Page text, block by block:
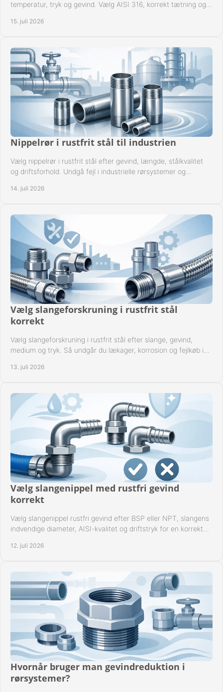
temperatur, tryk og gevind. Vælg AISI 316, korrekt tætning og
15. juli 2026
Nippelrør i rustfrit stål til industrien
Vælg nippelrør i rustfrit stål efter gevind, længde, stålkvalitet
og driftsforhold. Undgå fejl i industrielle rørsystemer og
14. juli 2026
Vælg slangeforskruning i rustfrit stål
korrekt
Vælg slangeforskruning i rustfrit stål efter slange, gevind,
medium og tryk. Så undgår du lækager, korrosion og fejlkøb i
13. juli 2026
Vælg slangenippel med rustfri gevind
korrekt
Vælg slangenippel rustfri gevind efter BSP eller NPT, slangens
indvendige diameter, AISI-kvalitet og driftstryk for en korrekt
12. juli 2026
Hvornår bruger man gevindreduktion i
rørsystemer?